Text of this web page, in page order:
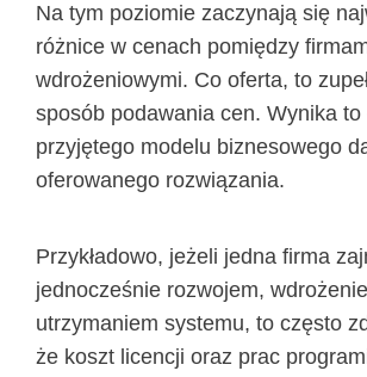
Na tym poziomie zaczynają się
różnice w cenach pomiędzy
wdrożeniowymi. Co oferta, to
sposób podawania cen. Wynika to
przyjętego modelu biznesowego
oferowanego rozwiązania.
Przykładowo, jeżeli jedna firma
jednocześnie rozwojem,
utrzymaniem systemu, to często
że koszt licencji oraz prac